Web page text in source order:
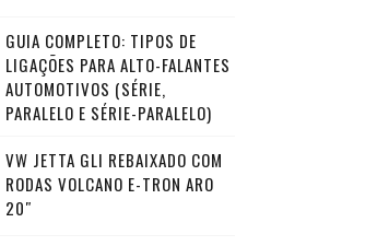
GUIA COMPLETO: TIPOS DE
LIGAÇÕES PARA ALTO-FALANTES
AUTOMOTIVOS (SÉRIE,
PARALELO E SÉRIE-PARALELO)
VW JETTA GLI REBAIXADO COM
RODAS VOLCANO E-TRON ARO
20″